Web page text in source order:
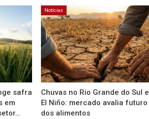
safra
em
Notícias
Chuvas no Rio Grande do Sul e
El Niño: mercado avalia futuro
dos alimentos